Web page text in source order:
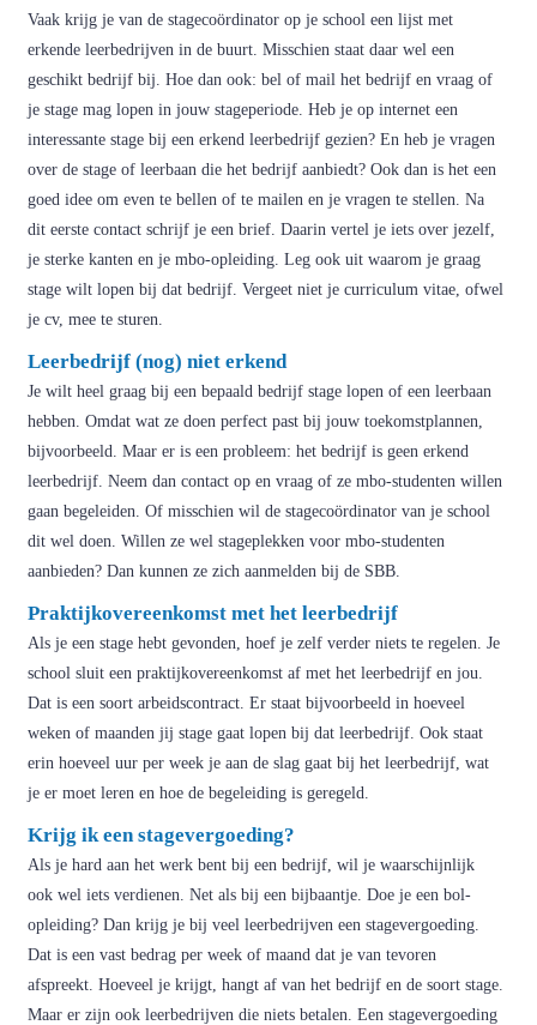
Vaak krijg je van de stagecoördinator op je school een lijst met
erkende leerbedrijven in de buurt. Misschien staat daar wel een
geschikt bedrijf bij. Hoe dan ook: bel of mail het bedrijf en vraag of
je stage mag lopen in jouw stageperiode. Heb je op internet een
interessante stage bij een erkend leerbedrijf gezien? En heb je vragen
over de stage of leerbaan die het bedrijf aanbiedt? Ook dan is het een
goed idee om even te bellen of te mailen en je vragen te stellen. Na
dit eerste contact schrijf je een brief. Daarin vertel je iets over jezelf,
je sterke kanten en je mbo-opleiding. Leg ook uit waarom je graag
stage wilt lopen bij dat bedrijf. Vergeet niet je curriculum vitae, ofwel
je cv, mee te sturen.
Leerbedrijf (nog) niet erkend
Je wilt heel graag bij een bepaald bedrijf stage lopen of een leerbaan
hebben. Omdat wat ze doen perfect past bij jouw toekomstplannen,
bijvoorbeeld. Maar er is een probleem: het bedrijf is geen erkend
leerbedrijf. Neem dan contact op en vraag of ze mbo-studenten willen
gaan begeleiden. Of misschien wil de stagecoördinator van je school
dit wel doen. Willen ze wel stageplekken voor mbo-studenten
aanbieden? Dan kunnen ze zich aanmelden bij de SBB.
Praktijkovereenkomst met het leerbedrijf
Als je een stage hebt gevonden, hoef je zelf verder niets te regelen. Je
school sluit een praktijkovereenkomst af met het leerbedrijf en jou.
Dat is een soort arbeidscontract. Er staat bijvoorbeeld in hoeveel
weken of maanden jij stage gaat lopen bij dat leerbedrijf. Ook staat
erin hoeveel uur per week je aan de slag gaat bij het leerbedrijf, wat
je er moet leren en hoe de begeleiding is geregeld.
Krijg ik een stagevergoeding?
Als je hard aan het werk bent bij een bedrijf, wil je waarschijnlijk
ook wel iets verdienen. Net als bij een bijbaantje. Doe je een bol-
opleiding? Dan krijg je bij veel leerbedrijven een stagevergoeding.
Dat is een vast bedrag per week of maand dat je van tevoren
afspreekt. Hoeveel je krijgt, hangt af van het bedrijf en de soort stage.
Maar er zijn ook leerbedrijven die niets betalen. Een stagevergoeding